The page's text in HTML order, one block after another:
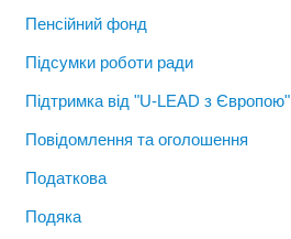
Пенсійний фонд
Підсумки роботи ради
Підтримка від "U-LEAD з Європою"
Повідомлення та оголошення
Податкова
Подяка